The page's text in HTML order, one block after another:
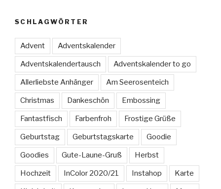
SCHLAGWÖRTER
Advent Adventskalender
Adventskalendertausch Adventskalender to go
Allerliebste Anhänger Am Seerosenteich
Christmas Dankeschön Embossing
Fantastfisch Farbenfroh Frostige Grüße
Geburtstag Geburtstagskarte Goodie
Goodies Gute-Laune-Gruß Herbst
Hochzeit InColor 2020/21 Instahop Karte